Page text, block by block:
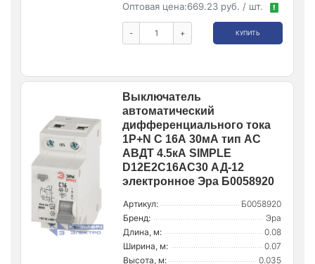
Оптовая цена:669.23 руб. / шт. !
- + КУПИТЬ
Выключатель
автоматический
дифференциального тока
1P+N C 16А 30мА тип АС
АВДТ 4.5кА SIMPLE
D12E2C16AC30 АД-12
электронное Эра Б0058920
Артикул:
Б0058920
Бренд:
Эра
Длина, м:
0.08
Ширина, м:
0.07
Высота, м:
0.035